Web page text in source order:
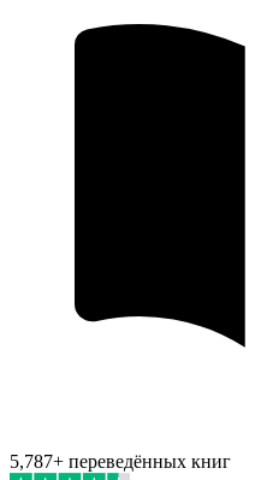
5,787+ переведённых книг